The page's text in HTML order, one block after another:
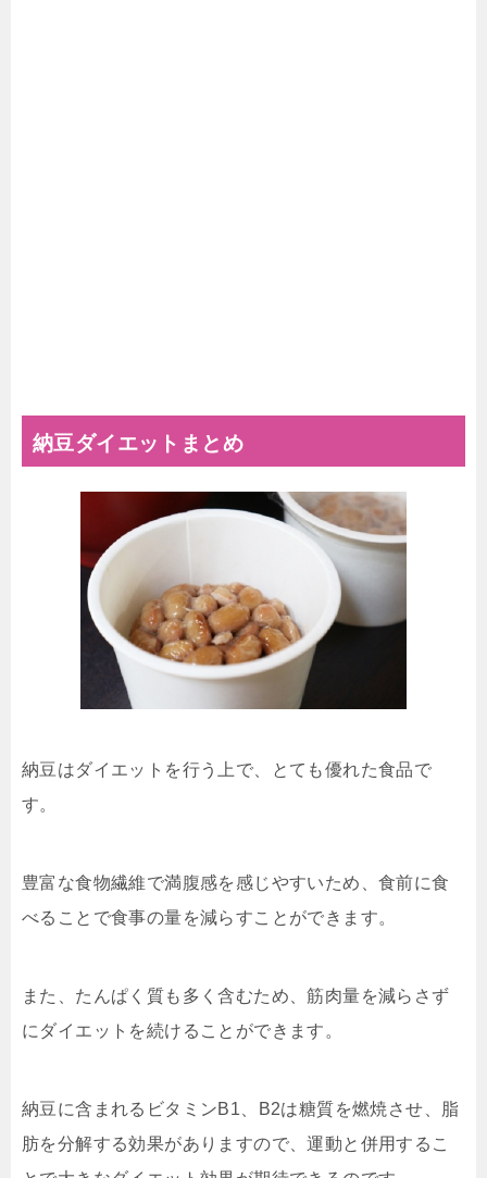
納豆ダイエットまとめ
納豆はダイエットを行う上で、とても優れた食品で
す。
豊富な食物繊維で満腹感を感じやすいため、食前に食
べることで食事の量を減らすことができます。
また、たんぱく質も多く含むため、筋肉量を減らさず
にダイエットを続けることができます。
納豆に含まれるビタミンB1、B2は糖質を燃焼させ、脂
肪を分解する効果がありますので、運動と併用するこ